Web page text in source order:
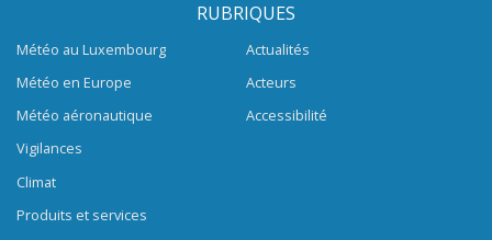
RUBRIQUES
Météo au Luxembourg
Météo en Europe
Météo aéronautique
Vigilances
Climat
Produits et services
Actualités
Acteurs
Accessibilité